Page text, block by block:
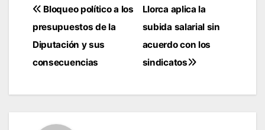
Navegación
de
entradas
Llorca aplica la
subida salarial sin
acuerdo con los
sindicatos
Bloqueo político a los
presupuestos de la
Diputación y sus
consecuencias